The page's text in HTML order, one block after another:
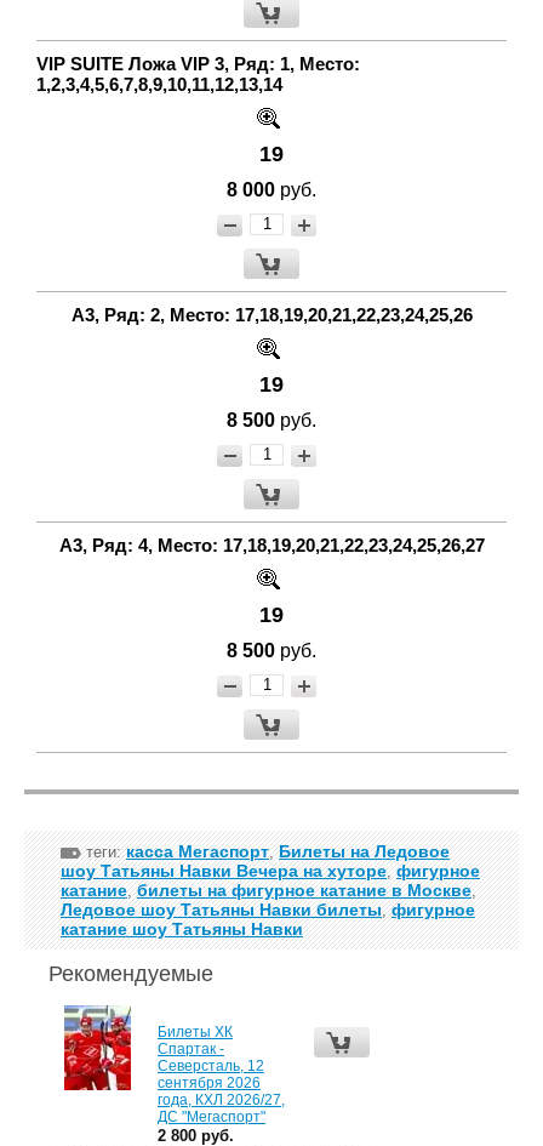
VIP SUITE Ложа VIP 3, Ряд: 1, Место:
1,2,3,4,5,6,7,8,9,10,11,12,13,14
19
8 000 руб.
А3, Ряд: 2, Место: 17,18,19,20,21,22,23,24,25,26
19
8 500 руб.
А3, Ряд: 4, Место: 17,18,19,20,21,22,23,24,25,26,27
19
8 500 руб.
теги:касса Мегаспорт,Билеты на Ледовое
шоу Татьяны Навки Вечера на хуторе,фигурное
катание,билеты на фигурное катание в Москве,
Ледовое шоу Татьяны Навки билеты,фигурное
катание шоу Татьяны Навки
Рекомендуемые
Билеты ХК
Спартак -
Северсталь, 12
сентября 2026
года, КХЛ 2026/27,
ДС "Мегаспорт"
2 800 руб.